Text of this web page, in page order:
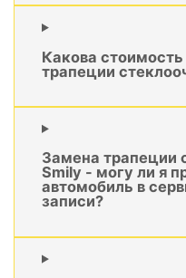
Какова
трапеции
Замена трапеции
Smily - могу ли я
автомобиль в
записи?